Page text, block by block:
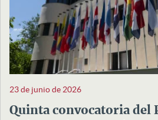
23 de junio de 2026
Quinta convocatoria del